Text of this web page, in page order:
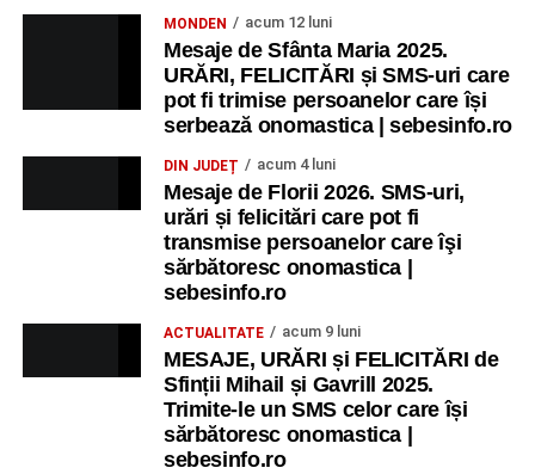
MONDEN acum 12 luni
Mesaje de Sfânta Maria 2025.
URĂRI, FELICITĂRI și SMS-uri care
pot fi trimise persoanelor care își
serbează onomastica | sebesinfo.ro
DIN JUDEȚ acum 4 luni
Mesaje de Florii 2026. SMS-uri,
urări și felicitări care pot fi
transmise persoanelor care îşi
sărbătoresc onomastica |
sebesinfo.ro
ACTUALITATE acum 9 luni
MESAJE, URĂRI și FELICITĂRI de
Sfinții Mihail și Gavrill 2025.
Trimite-le un SMS celor care își
sărbătoresc onomastica |
sebesinfo.ro